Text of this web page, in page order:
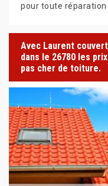
pour toute réparation
Avec Laurent
dans le 26780 les
pas cher de toiture.